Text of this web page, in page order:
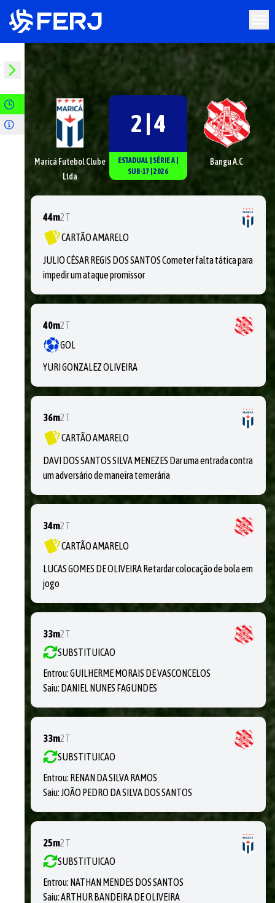
Maricá Futebol Clube
Ltda
2 | 4
ESTADUAL SÉRIEA
SUB-17 2026
Bangu A.C
44m2T
CARTÃO AMARELO
JULIO CÉSAR REGIS DOS SANTOS Cometer falta tática para
impedir um ataque promissor
40m2T
GOL
YURI GONZALEZ OLIVEIRA
36m2T
CARTÃO AMARELO
DAVI DOS SANTOS SILVA MENEZES Dar uma entrada contra
um adversário de maneira temerária
34m2T
CARTÃO AMARELO
LUCAS GOMES DE OLIVEIRA Retardar colocação de bola em
jogo
33m2T
SUBSTITUICAO
Entrou:GUILHERME MORAIS DE VASCONCELOS
Saiu: DANIEL NUNES FAGUNDES
33m2T
SUBSTITUICAO
Entrou: RENAN DA SILVA RAMOS
Saiu:JOÃO PEDRO DA SILVA DOS SANTOS
25m2T
SUBSTITUICAO
Entrou: NATHAN MENDES DOS SANTOS
Saiu:ARTHUR BANDEIRA DE OLIVEIRA